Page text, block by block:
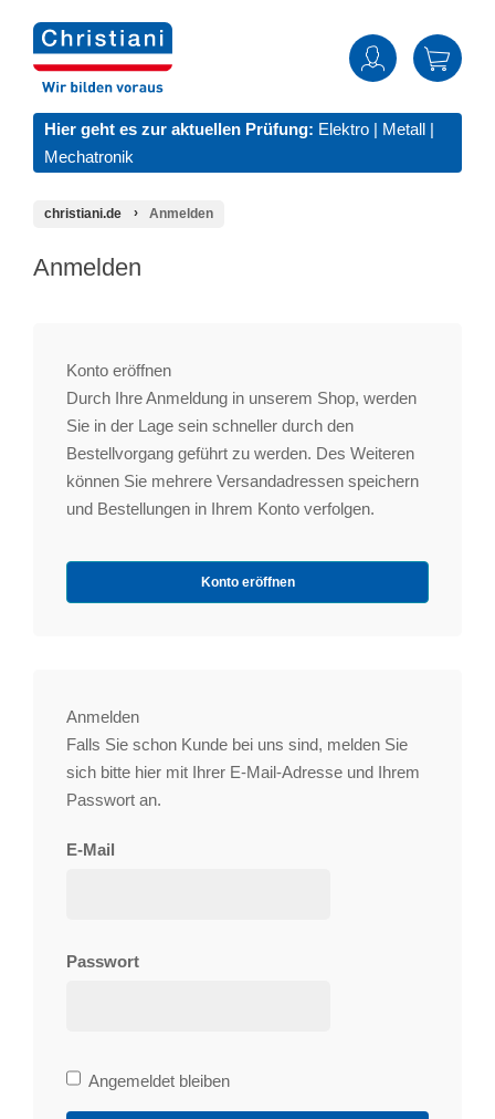
Hier geht es zur aktuellen Prüfung: Elektro | Metall |
Mechatronik
christiani.de Anmelden
Anmelden
Konto eröffnen
Durch Ihre Anmeldung in unserem Shop, werden
Sie in der Lage sein schneller durch den
Bestellvorgang geführt zu werden. Des Weiteren
können Sie mehrere Versandadressen speichern
und Bestellungen in Ihrem Konto verfolgen.
Konto eröffnen
Anmelden
Falls Sie schon Kunde bei uns sind, melden Sie
sich bitte hier mit Ihrer E-Mail-Adresse und Ihrem
Passwort an.
E-Mail
Passwort
Bleibe
angemeldet
Angemeldet bleiben